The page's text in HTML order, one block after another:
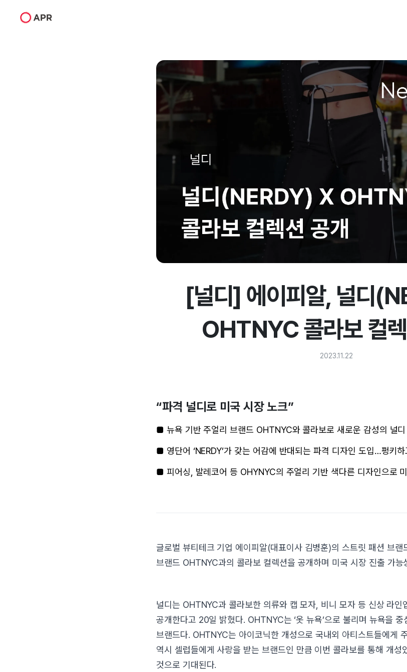
[널디] 에이피알, 널디
OHTNYC 콜라보 컬
2023.11.22
“파격 널디로 미국 시장 노크”
■ 뉴욕 기반 주얼리 브랜드 OHTNYC와 콜라보로 새로운 감성의 널
■ 영단어 ‘NERDY’가 갖는 어감에 반대되는 파격 디자인 도입…펑키
■ 피어싱, 발레코어 등 OHYNYC의 주얼리 기반 색다른 디자인으로
글로벌 뷰티테크 기업 에이피알(대표이사 김병훈)의 스트릿 패션 브랜
브랜드 OHTNYC과의 콜라보 컬렉션을 공개하며 미국 시장 진출 가능
널디는 OHTNYC과 콜라보한 의류와 캡 모자, 비니 모자 등 신상 라인
공개한다고 20일 밝혔다. OHTNYC는 ‘옷 뉴욕’으로 불리며 뉴욕을 중
브랜드다. OHTNYC는 아이코닉한 개성으로 국내외 아티스트들에게
역시 셀럽들에게 사랑을 받는 브랜드인 만큼 이번 콜라보를 통해 개성
것으로 기대된다.